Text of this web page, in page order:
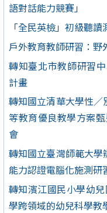
語對話能力競賽」
「全民英檢」初級聽
戶外教育教師研習：野
轉知臺北市教師研習
計畫
轉知國立清華大學性
等教育優良教學方案
會
轉知國立臺灣師範大
能力認證電腦化施測研
轉知濱江國民小學幼
學跨領域的幼兒科學教